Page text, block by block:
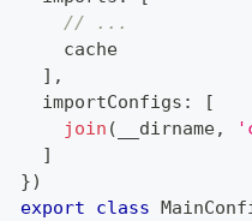
// ...
] ,
  importConfigs
:
[
join ( __dirname,
]
})
export
class